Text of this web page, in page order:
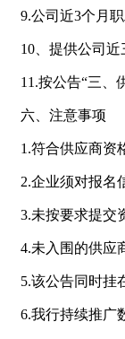
9.公司近3个月
10、提供公司
11.按公告“三、
六、注意事项
1.符合供应商资
2.企业须对报名
3.未按要求提交
4.未入围的供应
5.该公告同时挂
6.我行持续推广